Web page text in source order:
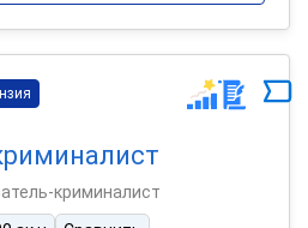
криминалист